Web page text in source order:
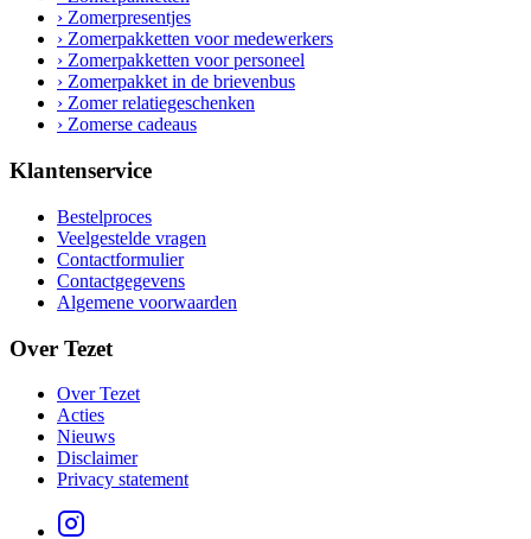
› Zomerpresentjes
› Zomerpakketten voor medewerkers
› Zomerpakketten voor personeel
› Zomerpakket in de brievenbus
› Zomer relatiegeschenken
› Zomerse cadeaus
Klantenservice
Bestelproces
Veelgestelde vragen
Contactformulier
Contactgegevens
Algemene voorwaarden
Over Tezet
Over Tezet
Acties
Nieuws
Disclaimer
Privacy statement